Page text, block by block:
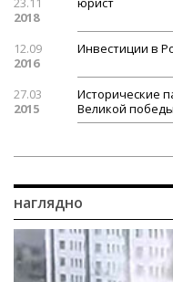
2018
12.09
2016
Инвестиции в
27.03
2015
Исторические
Великой победы
наглядно